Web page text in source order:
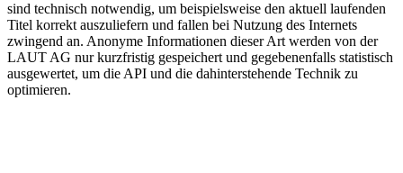
sind technisch notwendig, um beispielsweise den aktuell laufenden
Titel korrekt auszuliefern und fallen bei Nutzung des Internets
zwingend an. Anonyme Informationen dieser Art werden von der
LAUT AG nur kurzfristig gespeichert und gegebenenfalls statistisch
ausgewertet, um die API und die dahinterstehende Technik zu
optimieren.